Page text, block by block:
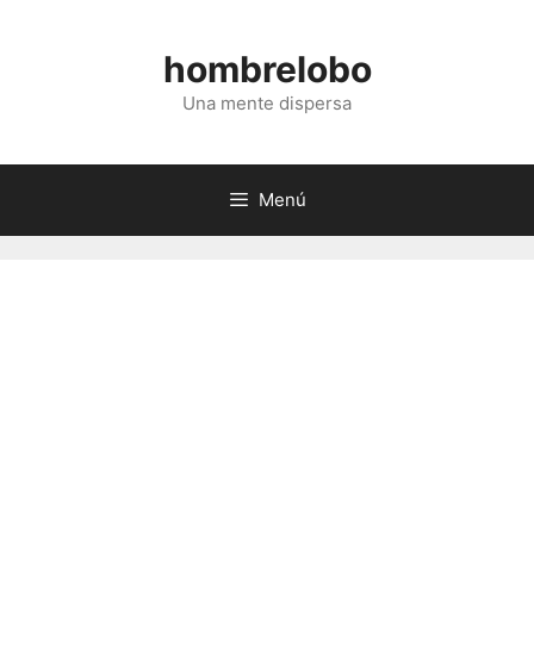
hombrelobo
Una mente dispersa
Menú